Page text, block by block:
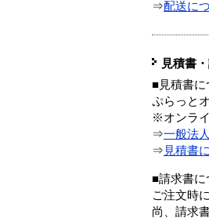
⇒配送に
見積書
■見積書に
ぷらっと
※オンラ
⇒一般法
⇒ 見積書
■請求書に
ご注文時
尚、請求